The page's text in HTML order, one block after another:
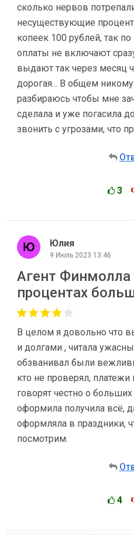
сколько нервов
несуществующие
копеек 100 рублей, так
оплаты не включают
выдают так через месяц
дорогая... В общем
разбираюсь чтобы мне
сделала и уже погасила
звонить с угрозами, что
3
Юлия
9 Июль 2023 13:46
Агент Финмолла
процентах
В целом я довольно что
и долгами , читала
обзванивал были
кто не проверял, платежи
говорят честно о
оформила получила всё,
оформляла в праздники,
посмотрим.
4